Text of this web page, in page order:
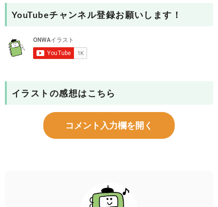
YouTubeチャンネル登録お願いします！
イラストの感想はこちら
コメント入力欄を開く